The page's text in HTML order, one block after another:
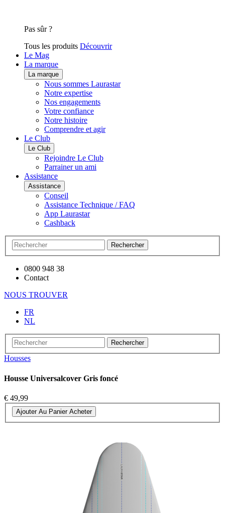
Pas sûr ?
Tous les produits Découvrir
Le Mag
La marque
La marque
Nous sommes Laurastar
Notre expertise
Nos engagements
Votre confiance
Notre histoire
Comprendre et agir
Le Club
Le Club
Rejoindre Le Club
Parrainer un ami
Assistance
Assistance
Conseil
Assistance Technique / FAQ
App Laurastar
Cashback
Rechercher
0800 948 38
Contact
NOUS TROUVER
FR
NL
Rechercher
Housses
Housse Universalcover Gris foncé
€ 49,99
Ajouter Au Panier Acheter